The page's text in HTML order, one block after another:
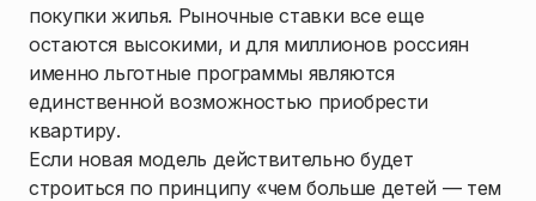
покупки жилья. Рыночные ставки все еще
остаются высокими, и для миллионов россиян
именно льготные программы являются
единственной возможностью приобрести
квартиру.
Если новая модель действительно будет
строиться по принципу «чем больше детей — тем